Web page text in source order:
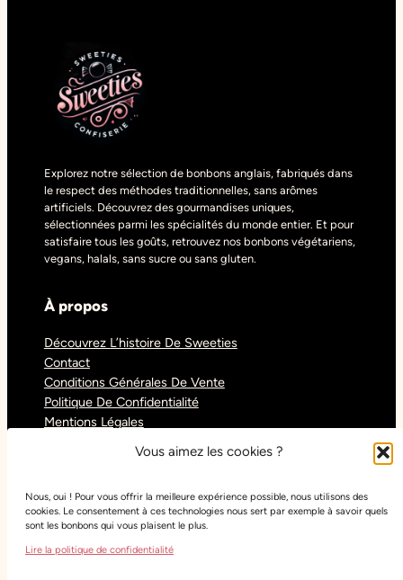
Vous aimez les cookies ?
Nous, oui ! Pour vous offrir la meilleure expérience possible, nous utilisons des
cookies. Le consentement à ces technologies nous sert par exemple à savoir quels
sont les bonbons qui vous plaisent le plus.
Lire la politique de confidentialité
Explorez notre sélection de bonbons anglais, fabriqués dans
le respect des méthodes traditionnelles, sans arômes
artificiels. Découvrez des gourmandises uniques,
sélectionnées parmi les spécialités du monde entier. Et pour
satisfaire tous les goûts, retrouvez nos bonbons végétariens,
vegans, halals, sans sucre ou sans gluten.
À propos
Découvrez L’histoire De Sweeties
Contact
Conditions Générales De Vente
Politique De Confidentialité
Mentions Légales
Réseaux sociaux
Instagram